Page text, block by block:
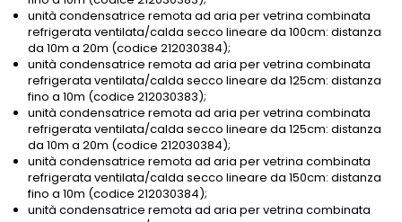
unità condensatrice remota ad aria per vetrina combinata
refrigerata ventilata/calda secco lineare da 100cm: distanza
da 10m a 20m (codice 212030384);
unità condensatrice remota ad aria per vetrina combinata
refrigerata ventilata/calda secco lineare da 125cm: distanza
fino a 10m (codice 212030383);
unità condensatrice remota ad aria per vetrina combinata
refrigerata ventilata/calda secco lineare da 125cm: distanza
da 10m a 20m (codice 212030384);
unità condensatrice remota ad aria per vetrina combinata
refrigerata ventilata/calda secco lineare da 150cm: distanza
fino a 10m (codice 212030384);
unità condensatrice remota ad aria per vetrina combinata